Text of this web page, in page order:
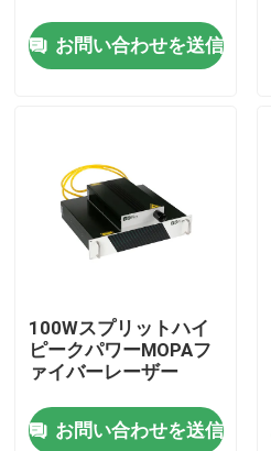
家
動画
VRショー
私たちに関しては
お問い合わせを送信
100Wスプリットハイ
ピークパワーMOPAフ
ァイバーレーザー
お問い合わせを送信